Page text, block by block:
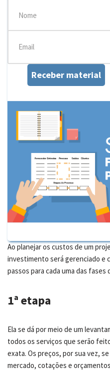
Receber material
Ao planejar os custos de um
investimento será gerenciado e
passos para cada uma das fases
1ª etapa
Ela se dá por meio de um
todos os serviços que serão
exata. Os preços, por sua vez,
mercado, cotações e